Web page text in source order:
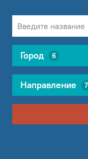
Город 6
Направление 7